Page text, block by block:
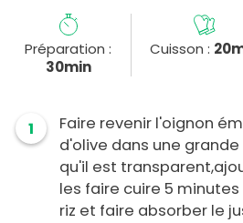
Préparation :
30min
Cuisson :
1
Faire revenir l'oignon
d'olive dans une
qu'il est
les faire cuire 5
riz et faire absorber le